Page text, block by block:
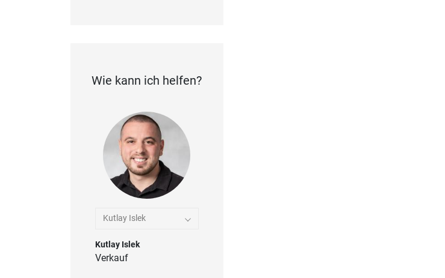
Wie kann ich helfen?
Kutlay Islek
Kutlay Islek
Verkauf